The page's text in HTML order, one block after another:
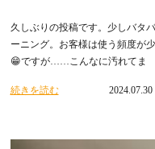
久しぶりの投稿です。少しバタ
ーニング。お客様は使う頻度が
😁ですが……こんなに汚れてま
続きを読む 2024.07.30